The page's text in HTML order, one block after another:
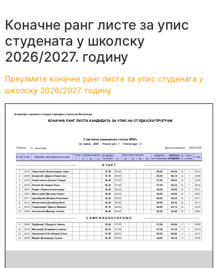
Коначне ранг листе за упис
студената у школску
2026/2027. годину
Преузмите коначне ранг листе за упис студената у
школску 2026/2027. годину